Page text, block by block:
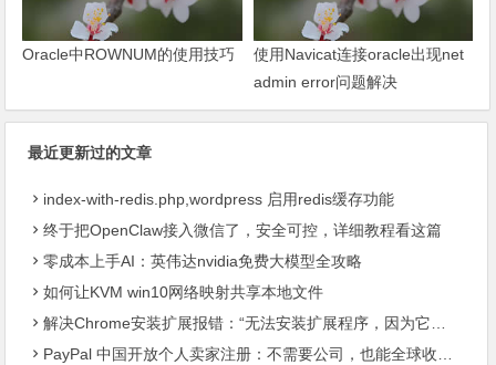
Oracle中ROWNUM的使用技巧
使用Navicat连接oracle出现net
admin error问题解决
最近更新过的文章
index-with-redis.php,wordpress 启用redis缓存功能
终于把OpenClaw接入微信了，安全可控，详细教程看这篇
零成本上手AI：英伟达nvidia免费大模型全攻略
如何让KVM win10网络映射共享本地文件
解决Chrome安装扩展报错：“无法安装扩展程序，因为它使用了不受支持的清单版本“
PayPal 中国开放个人卖家注册：不需要公司，也能全球收款了